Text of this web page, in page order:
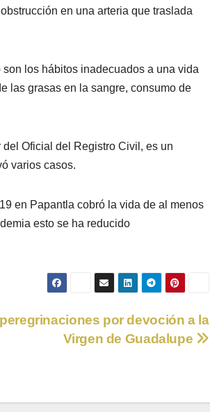
en una arteria que traslada
los hábitos inadecuados a una vida
las grasas en la sangre, consumo de
Oficial del Registro Civil, es un
varios casos.
en Papantla cobró la vida de al menos
esto se ha reducido
por devoción a la
Virgen de Guadalupe